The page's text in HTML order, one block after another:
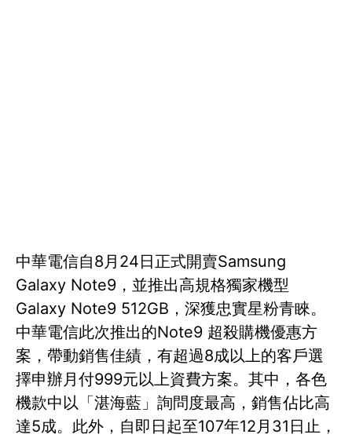
中華電信自8月24日正式開賣Samsung
Galaxy Note9，並推出高規格獨家機型
Galaxy Note9 512GB，深獲忠實星粉青睞。
中華電信此次推出的Note9 超殺購機優惠方
案，帶動銷售佳績，有超過8成以上的客戶選
擇申辦月付999元以上資費方案。其中，各色
機款中以「湛海藍」詢問度最高，銷售佔比高
達5成。此外，自即日起至107年12月31日止，